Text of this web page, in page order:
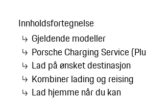
Innholdsfortegnelse
Gjeldende modeller
Porsche Charging Service
Lad på ønsket destinasjon
Kombiner lading og reising
Lad hjemme når du kan